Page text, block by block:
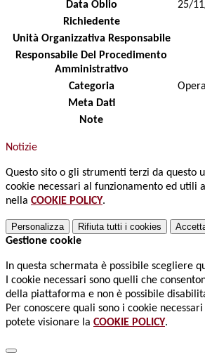
Data Oblio
25/
Richiedente
Unità Organizzativa Responsabile
Responsabile Del Procedimento
Amministrativo
Categoria
Meta Dati
Note
Notizie
Questo sito o gli strumenti terzi da questo
cookie necessari al funzionamento ed utili
nella COOKIE POLICY.
Personalizza Rifiuta tutti i cookies
Gestione cookie
In questa schermata è possibile scegliere
I cookie necessari sono quelli che
della piattaforma e non è possibile
Per conoscere quali sono i cookie
potete visionare la COOKIE POLICY.